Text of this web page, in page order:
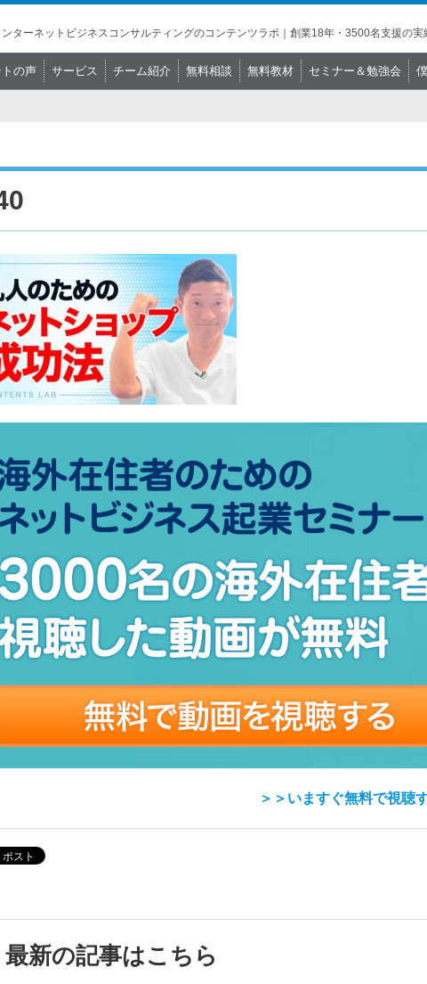
ターネットビジネスコンサルティングのコンテンツラボ｜創業18年・3500名支援の実
の声 サービス チーム紹介 無料相談 無料教材 セミナー＆勉強会
＞＞いますぐ無料で視聴
最新の記事はこちら